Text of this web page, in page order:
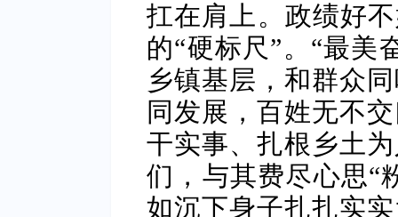
扛在肩上。政绩好
的“硬标尺”。“最美
乡镇基层，和群众
同发展，百姓无不
干实事、扎根乡土
们，与其费尽心思“
如沉下身子扎扎实